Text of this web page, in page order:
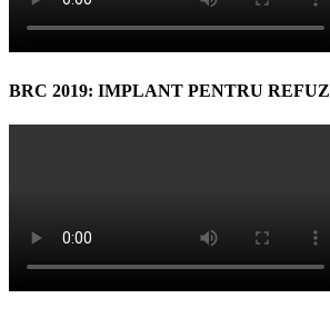
BRC 2019: IMPLANT PENTRU REFUZ